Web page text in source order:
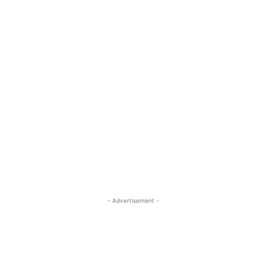
- Advertisement -